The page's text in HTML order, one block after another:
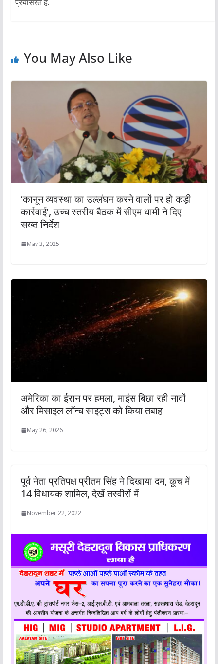
प्रयासरत है.
You May Also Like
‘कानून व्यवस्था का उल्लंघन करने वालों पर हो कड़ी
कार्रवाई’, उच्च स्तरीय बैठक में सीएम धामी ने दिए
सख्त निर्देश
May 3, 2025
अमेरिका का ईरान पर हमला, माइंस बिछा रही नावों
और मिसाइल लॉन्च साइट्स को किया तबाह
May 26, 2026
पूर्व नेता प्रतिपक्ष प्रीतम सिंह ने दिखाया दम, कूच में
14 विधायक शामिल, देखें तस्‍वीरों में
November 22, 2022